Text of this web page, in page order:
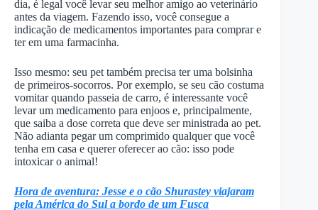
dia, é legal você levar seu melhor amigo ao veterinário
antes da viagem. Fazendo isso, você consegue a
indicação de medicamentos importantes para comprar e
ter em uma farmacinha.
Isso mesmo: seu pet também precisa ter uma bolsinha
de primeiros-socorros. Por exemplo, se seu cão costuma
vomitar quando passeia de carro, é interessante você
levar um medicamento para enjoos e, principalmente,
que saiba a dose correta que deve ser ministrada ao pet.
Não adianta pegar um comprimido qualquer que você
tenha em casa e querer oferecer ao cão: isso pode
intoxicar o animal!
Hora de aventura: Jesse e o cão Shurastey viajaram
pela América do Sul a bordo de um Fusca